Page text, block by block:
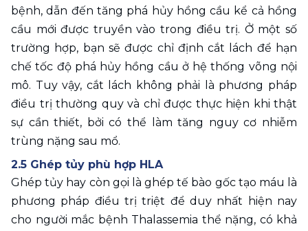
bệnh, dẫn đến tăng phá hủy hồng cầu kể cả hồng
cầu mới được truyền vào trong điều trị. Ở một số
trường hợp, bạn sẽ được chỉ định cắt lách để hạn
chế tốc độ phá hủy hồng cầu ở hệ thống võng nội
mô. Tuy vậy, cắt lách không phải là phương pháp
điều trị thường quy và chỉ được thực hiện khi thật
sự cần thiết, bởi có thể làm tăng nguy cơ nhiễm
trùng nặng sau mổ.
2.5 Ghép tủy phù hợp HLA
Ghép tủy hay còn gọi là ghép tế bào gốc tạo máu là
phương pháp điều trị triệt để duy nhất hiện nay
cho người mắc bệnh Thalassemia thể nặng, có khả